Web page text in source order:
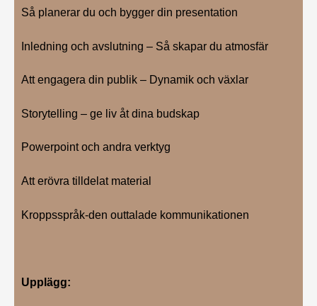
Så planerar du och bygger din presentation
Inledning och avslutning – Så skapar du atmosfär
Att engagera din publik – Dynamik och växlar
Storytelling – ge liv åt dina budskap
Powerpoint och andra verktyg
Att erövra tilldelat material
Kroppsspråk-den outtalade kommunikationen
Upplägg: